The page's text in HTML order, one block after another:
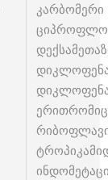
კარბომერი